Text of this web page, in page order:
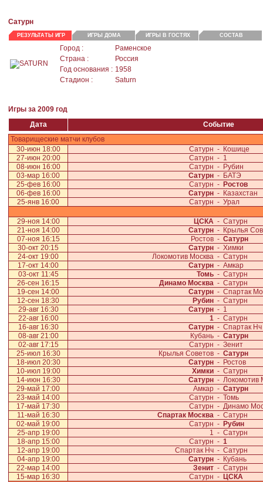
Сатурн
РЕЗУЛЬТАТЫ ИГР ИГРЫ ДОМА ИГРЫ В ГОСТЯХ СОСТАВ
Город :
Раменское
Страна :
Россия
Год основания : 1958
Стадион :
Saturn
Игры за 2009 год
Дата
Событие
Товарищеские матчи клубов
30-июн 18:00
Сатурн - Кошице
27-июн 20:00
Сатурн - 1
08-июн 16:00
Сатурн - Рубин
03-мар 16:00
Сатурн - БАТЭ
25-фев 16:00
Сатурн - Ростов
06-фев 16:00
Сатурн - Казахстан
25-янв 16:00
Сатурн - Урал
29-ноя 14:00 ЦСКА - Сатурн
21-ноя 14:00
Сатурн - Крылья
07-ноя 16:15
Ростов - Сатурн
30-окт 20:15
Сатурн - Химки
24-окт 19:00
Локомотив Москва - Сатурн
17-окт 14:00
Сатурн - Амкар
03-окт 11:45
Томь - Сатурн
26-сен 16:15
Динамо Москва - Сатурн
19-сен 14:00
Сатурн - Спартак
12-сен 18:30
Рубин - Сатурн
29-авг 16:30
Сатурн - 1
22-авг 16:00
1 - Сатурн
16-авг 16:30
Сатурн - Спартак Нч
08-авг 21:00
Кубань - Сатурн
02-авг 17:15
Сатурн - Зенит
25-июл 16:30
Крылья Советов - Сатурн
18-июл 20:30
Сатурн - Ростов
10-июл 19:00
Химки - Сатурн
14-июн 16:30
Сатурн - Локомотив
29-май 17:00
Амкар - Сатурн
23-май 14:00
Сатурн - Томь
17-май 17:30
Сатурн - Динамо
11-май 16:30
Спартак Москва - Сатурн
02-май 19:00
Сатурн - Рубин
25-апр 19:00
1 - Сатурн
18-апр 15:00
Сатурн - 1
12-апр 19:00
Спартак Нч - Сатурн
04-апр 19:00
Сатурн - Кубань
22-мар 14:00
Зенит - Сатурн
15-мар 16:30
Сатурн - ЦСКА